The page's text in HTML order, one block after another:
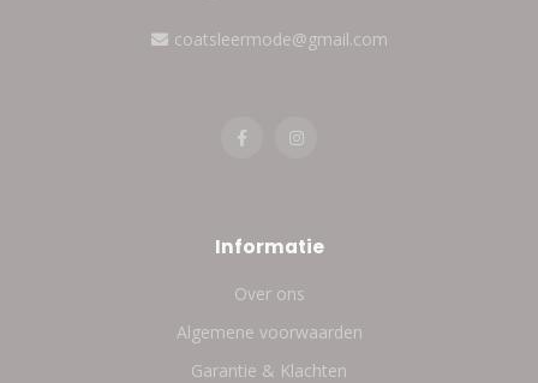
coatsleermode@gmail.com
Informatie
Over ons
Algemene voorwaarden
Garantie & Klachten